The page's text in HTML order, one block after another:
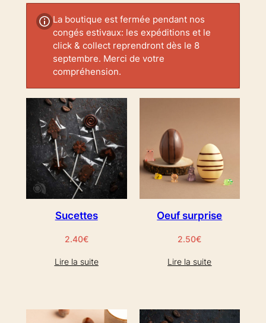
La boutique est fermée pendant nos
congés estivaux: les expéditions et le
click & collect reprendront dès le 8
septembre. Merci de votre
compréhension.
Sucettes
2.40€
Lire la suite
Oeuf surprise
2.50€
Lire la suite